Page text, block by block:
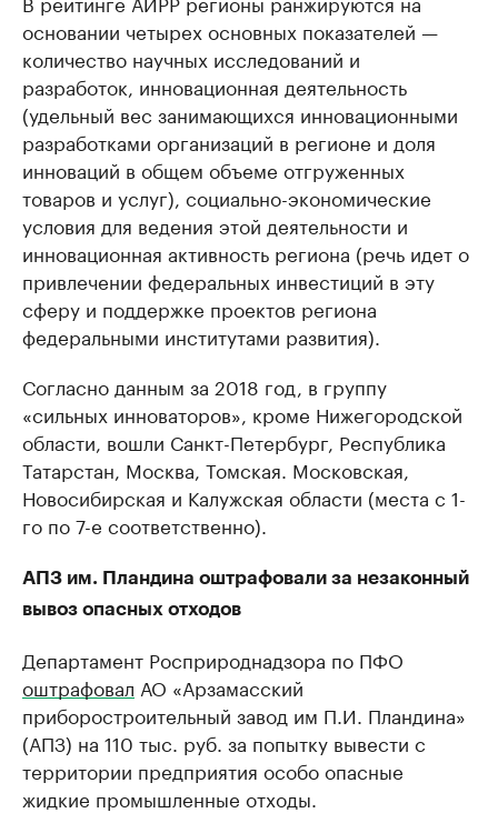
основании четырех основных показателей —
количество научных исследований и
разработок, инновационная деятельность
(удельный вес занимающихся инновационными
разработками организаций в регионе и доля
инноваций в общем объеме отгруженных
товаров и услуг), социально-экономические
условия для ведения этой деятельности и
инновационная активность региона (речь идет о
привлечении федеральных инвестиций в эту
сферу и поддержке проектов региона
федеральными институтами развития).
Согласно данным за 2018 год, в группу
«сильных инноваторов», кроме Нижегородской
области, вошли Санкт-Петербург, Республика
Татарстан, Москва, Томская. Московская,
Новосибирская и Калужская области (места с 1-
го по 7-е соответственно).
АПЗ им. Пландина оштрафовали за незаконный
вывоз опасных отходов
Департамент Росприроднадзора по ПФО
оштрафовал АО «Арзамасский
приборостроительный завод им П.И. Пландина»
(АПЗ) на 110 тыс. руб. за попытку вывести с
территории предприятия особо опасные
жидкие промышленные отходы.